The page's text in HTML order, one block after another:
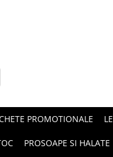
PROMOTIONALE
PROSOAPE SI HALATE